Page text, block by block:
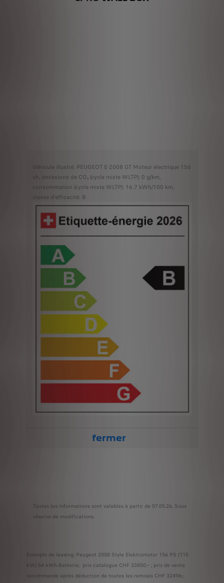
Véhicule illustré: PEUGEOT E-2008 GT Moteur électrique 156
ch, émissions de CO₂ (cycle mixte WLTP): 0 g/km,
consommation (cycle mixte WLTP): 16.7 kWh/100 km,
classe d'efficacité: B
fermer
Toutes les informations sont valables à partir de 07.05.26. Sous
réserve de modifications.
Exemple de leasing: Peugeot 2008 Style Elektromotor 156 PS (115
kW) 54 kWh-Batterie; prix catalogue CHF 33850.– ; prix de vente
recommandé après déduction de toutes les remises CHF 32496.-,